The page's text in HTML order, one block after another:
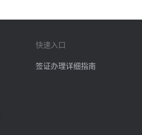
快速入口
签证办理详细指南